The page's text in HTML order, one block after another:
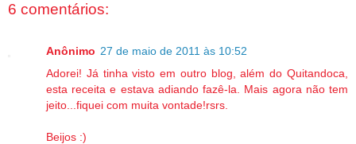
6 comentários:
Anônimo 27 de maio de 2011 às 10:52
Adorei! Já tinha visto em outro blog, além do Quitandoca,
esta receita e estava adiando fazê-la. Mais agora não tem
jeito...fiquei com muita vontade!rsrs.
Beijos :)